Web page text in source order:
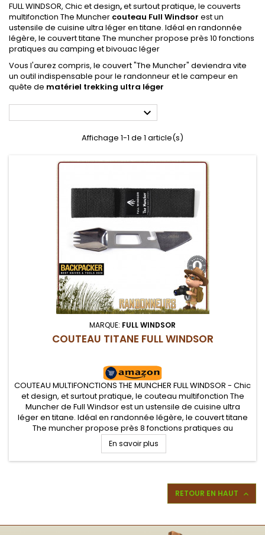
FULL WINDSOR, Chic et design,et surtout pratique, le couverts
multifonction The Muncher couteau Full Windsor est un
ustensile de cuisine ultra léger en titane. Idéal en randonnée
légère, le couvert titane The muncher propose près 10 fonctions
pratiques au camping et bivouac léger
Vous l'aurez compris, le couvert "The Muncher" deviendra vite
un outil indispensable pour le randonneur et le campeur en
quête de matériel trekking ultra léger

Affichage 1-1 de 1 article(s)
MARQUE: FULL WINDSOR
COUTEAU TITANE FULL WINDSOR
COUTEAU MULTIFONCTIONS THE MUNCHER FULL WINDSOR - Chic
et design, et surtout pratique, le couteau multifonction The
Muncher de Full Windsor est un ustensile de cuisine ultra
léger en titane. Idéal en randonnée légère, le couvert titane
The muncher propose près 8 fonctions pratiques au
camping et bivouac léger
En savoir plus
RETOUR EN HAUT 